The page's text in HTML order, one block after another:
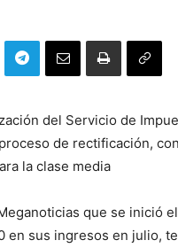
del Servicio de
de rectificación,
la clase media
que se inició
en sus ingresos en julio,